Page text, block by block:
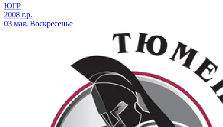
ЮГР
2008 г.р.
03 мая, Воскресенье